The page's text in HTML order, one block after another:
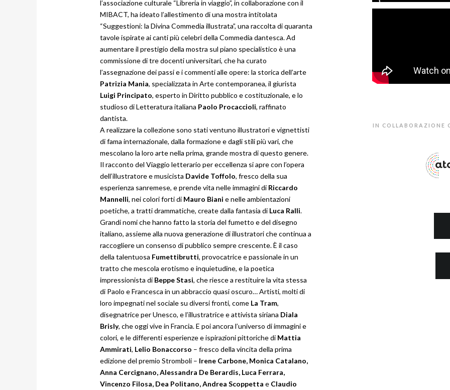
l’associazione culturale “Libreria in viaggio”, in collaborazione con il
MIBACT, ha ideato l’allestimento di una mostra intitolata
“Suggestioni: la Divina Commedia illustrata”, una raccolta di quaranta
tavole ispirate ai canti più celebri della Commedia dantesca. Ad
aumentare il prestigio della mostra sul piano specialistico è una
commissione di tre docenti universitari, che ha curato
l’assegnazione dei passi e i commenti alle opere: la storica dell’arte
Patrizia Mania, specializzata in Arte contemporanea, il giurista
Luigi Principato, esperto in Diritto pubblico e costituzionale, e lo
studioso di Letteratura italiana Paolo Procaccioli, raffinato
dantista.
A realizzare la collezione sono stati ventuno illustratori e vignettisti
di fama internazionale, dalla formazione e dagli stili più vari, che
mescolano la loro arte nella prima, grande mostra di questo genere.
Il racconto del Viaggio letterario per eccellenza si apre con l’opera
dell’illustratore e musicista Davide Toffolo, fresco della sua
esperienza sanremese, e prende vita nelle immagini di Riccardo
Mannelli, nei colori forti di Mauro Biani e nelle ambientazioni
poetiche, a tratti drammatiche, create dalla fantasia di Luca Ralli.
Grandi nomi che hanno fatto la storia del fumetto e del disegno
italiano, assieme alla nuova generazione di illustratori che continua a
raccogliere un consenso di pubblico sempre crescente. È il caso
della talentuosa Fumettibrutti, provocatrice e passionale in un
tratto che mescola erotismo e inquietudine, e la poetica
impressionista di Beppe Stasi, che riesce a restituire la vita stessa
di Paolo e Francesca in un abbraccio quasi oscuro… Artisti, molti di
loro impegnati nel sociale su diversi fronti, come La Tram,
disegnatrice per Unesco, e l’illustratrice e attivista siriana Diala
Brisly, che oggi vive in Francia. E poi ancora l’universo di immagini e
colori, e le differenti esperienze e ispirazioni pittoriche di Mattia
Ammirati, Lelio Bonaccorso – fresco della vincita della prima
edizione del premio Stromboli – Irene Carbone, Monica Catalano,
Anna Cercignano, Alessandra De Berardis, Luca Ferrara,
Vincenzo Filosa, Dea Politano, Andrea Scoppetta e Claudio
IN COLLABORAZIONE